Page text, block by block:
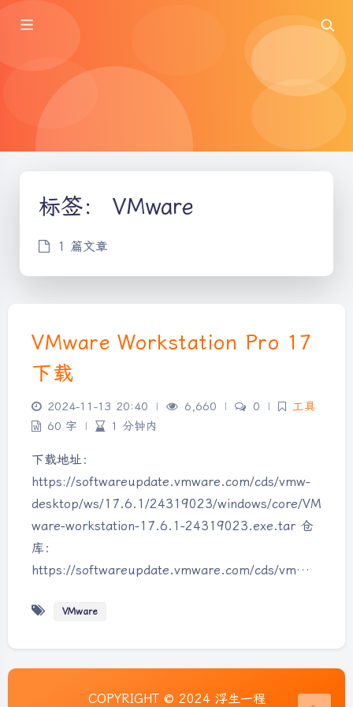
夜间模式
标签： VMware
1 篇文章
VMware Workstation Pro 17
下载
2024-11-13 20:40 | 6,660 | 0 |
工具
60 字
| 1 分钟内
下载地址：
https://softwareupdate.vmware.com/cds/vmw-
desktop/ws/17.6.1/24319023/windows/core/VM
ware-workstation-17.6.1-24319023.exe.tar 仓
库：
https://softwareupdate.vmware.com/cds/vm…
VMware
COPYRIGHT © 2024 浮生一程